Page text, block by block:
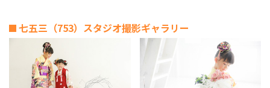
七五三（753）スタジオ撮影ギャラリー